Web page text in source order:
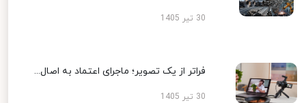
30 تیر 1405
فراتر از یک تصویر؛ ماجرای اعتماد به اصال...
30 تیر 1405